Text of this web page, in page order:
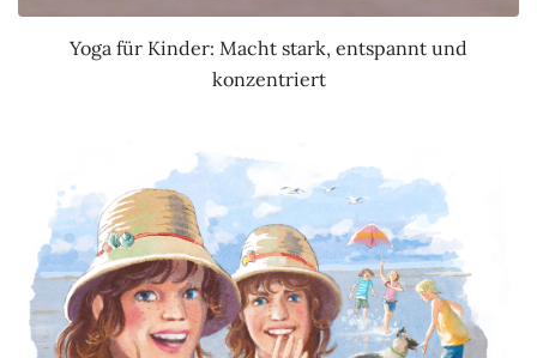
Yoga für Kinder: Macht stark, entspannt und
konzentriert